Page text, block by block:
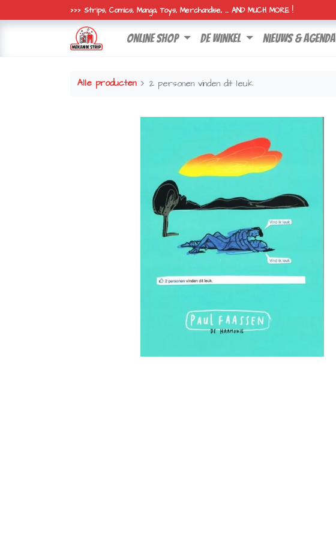
>>> Strips, Comics, Manga, Toys, Merchandise, ... AND MUCH MORE !
online shop de winkel nieuws & agenda
Alle producten 2 personen vinden dit leuk